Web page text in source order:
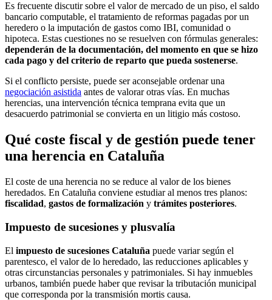
Es frecuente discutir sobre el valor de mercado de un piso, el saldo
bancario computable, el tratamiento de reformas pagadas por un
heredero o la imputación de gastos como IBI, comunidad o
hipoteca. Estas cuestiones no se resuelven con fórmulas generales:
dependerán de la documentación, del momento en que se hizo
cada pago y del criterio de reparto que pueda sostenerse.
Si el conflicto persiste, puede ser aconsejable ordenar una
negociación asistida antes de valorar otras vías. En muchas
herencias, una intervención técnica temprana evita que un
desacuerdo patrimonial se convierta en un litigio más costoso.
Qué coste fiscal y de gestión puede tener
una herencia en Cataluña
El coste de una herencia no se reduce al valor de los bienes
heredados. En Cataluña conviene estudiar al menos tres planos:
fiscalidad, gastos de formalización y trámites posteriores.
Impuesto de sucesiones y plusvalía
El impuesto de sucesiones Cataluña puede variar según el
parentesco, el valor de lo heredado, las reducciones aplicables y
otras circunstancias personales y patrimoniales. Si hay inmuebles
urbanos, también puede haber que revisar la tributación municipal
que corresponda por la transmisión mortis causa.